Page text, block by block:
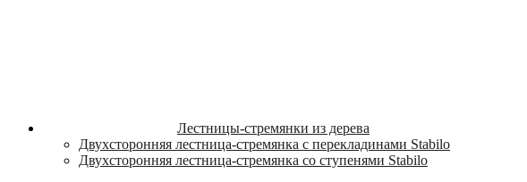
Лестницы-стремянки из дерева
Двухсторонняя лестница-стремянка с перекладинами Stabilo
Двухсторонняя лестница-стремянка со ступенями Stabilo